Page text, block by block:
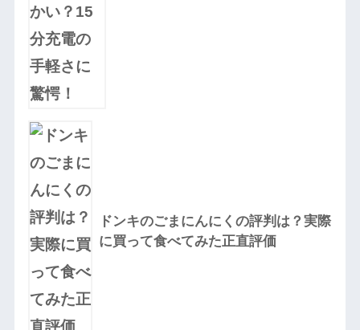
ドンキのごまにんにくの評判は？実際
に買って食べてみた正直評価